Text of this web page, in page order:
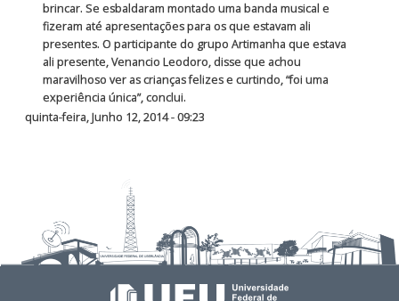
brincar. Se esbaldaram montado uma banda musical e
fizeram até apresentações para os que estavam ali
presentes. O participante do grupo Artimanha que estava
ali presente, Venancio Leodoro, disse que achou
maravilhoso ver as crianças felizes e curtindo, “foi uma
experiência única”, conclui.
quinta-feira, Junho 12, 2014 - 09:23